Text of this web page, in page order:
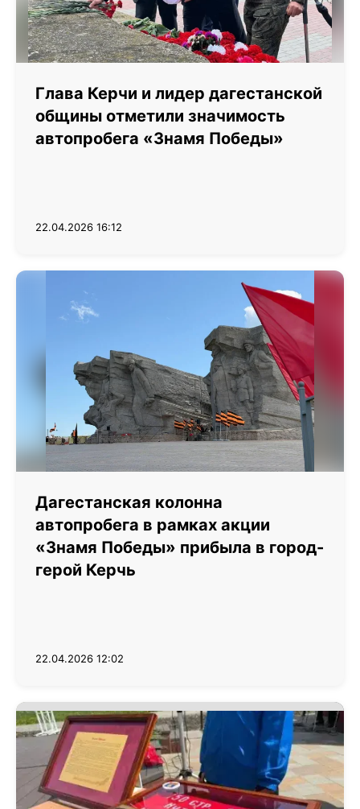
Глава Керчи и лидер дагестанской
общины отметили значимость
автопробега «Знамя Победы»
22.04.2026 16:12
Дагестанская колонна
автопробега в рамках акции
«Знамя Победы» прибыла в город-
герой Керчь
22.04.2026 12:02